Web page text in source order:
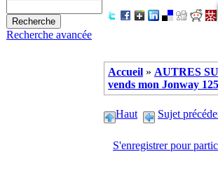
Recherche avancée
Accueil » AUTRES
vends mon Jonway
Haut Sujet
S'enregistrer pour